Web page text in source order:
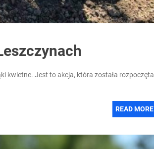
kwietne. Jest to akcja, która została rozpoczęta
READ MORE